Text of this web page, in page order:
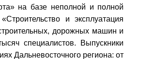
на базе неполной и полной
и эксплуатация
дорожных машин и
специалистов. Выпускники
Дальневосточного региона: от